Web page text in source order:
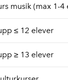
musik (max 1-4
≤ 12 elever
≥ 13 elever